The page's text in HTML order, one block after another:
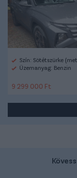
Szín: Sötétszürke
Üzemanyag: Benzin
9 299 000 Ft